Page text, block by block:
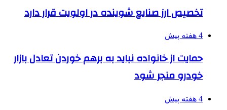
تخصیص ارز صنایع شوینده در اولویت قرار دارد
4 هفته پیش
حمایت از خانواده نباید به برهم خوردن تعادل بازار
خودرو منجر شود
4 هفته پیش